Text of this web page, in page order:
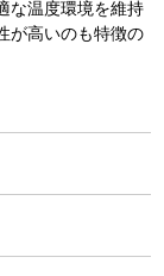
な温度環境を維持
が高いのも特徴の